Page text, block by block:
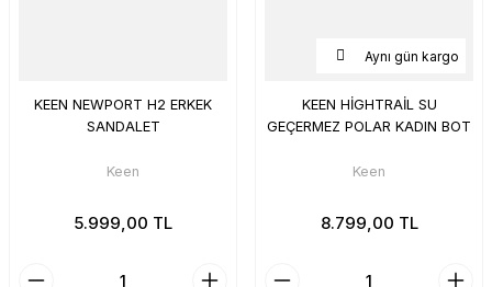
KEEN NEWPORT H2 ERKEK
SANDALET
Keen
5.999,00 TL
Aynı gün kargo
KEEN HİGHTRAİL SU
GEÇERMEZ POLAR KADIN BOT
Keen
8.799,00 TL